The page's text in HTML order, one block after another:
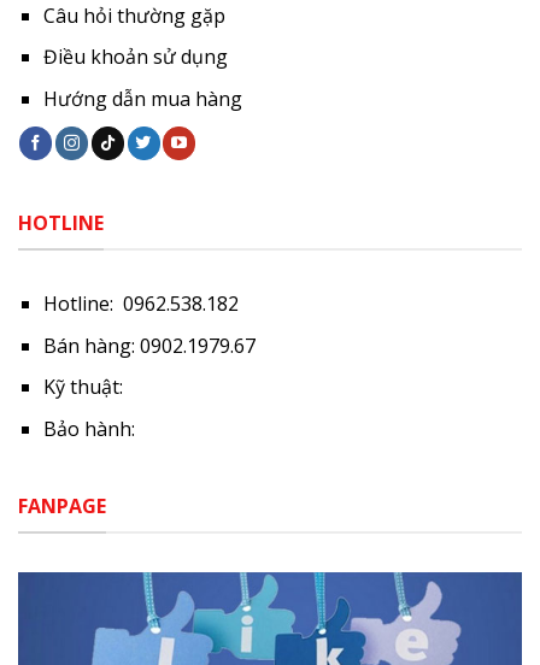
Câu hỏi thường gặp
Điều khoản sử dụng
Hướng dẫn mua hàng
HOTLINE
Hotline: 0962.538.182
Bán hàng: 0902.1979.67
Kỹ thuật:
Bảo hành:
FANPAGE